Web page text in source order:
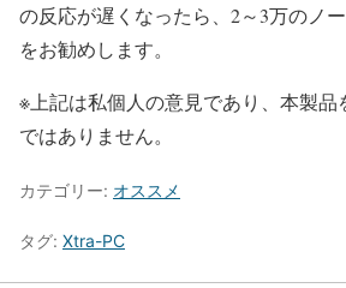
の反応が遅くなったら、2～3万のノ
をお勧めします。
※上記は私個人の意見であり、本製品
ではありません。
カテゴリー: オススメ
タグ: Xtra-PC